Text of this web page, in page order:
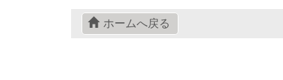
ホームへ戻る